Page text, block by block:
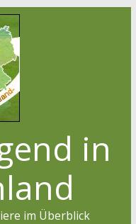
in
im Überblick